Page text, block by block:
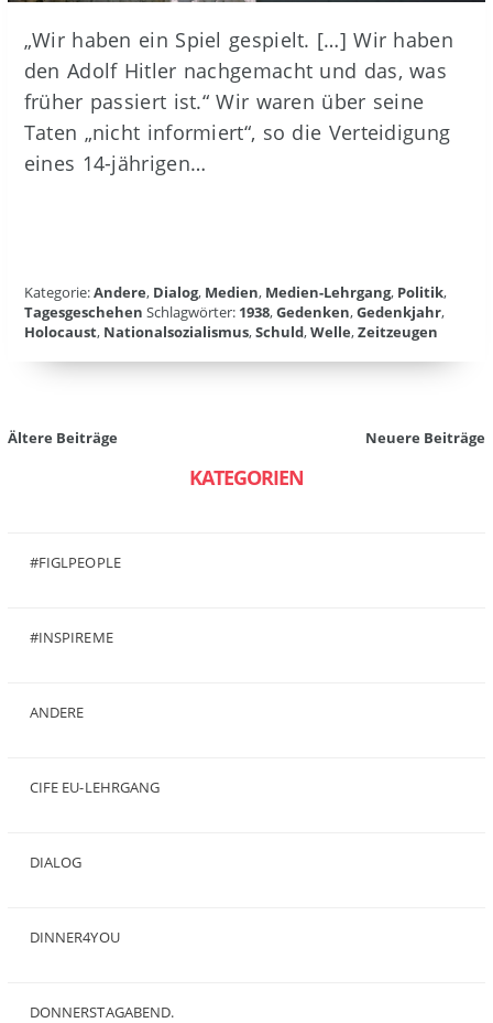
„Wir haben ein Spiel gespielt. […] Wir haben
den Adolf Hitler nachgemacht und das, was
früher passiert ist.“ Wir waren über seine
Taten „nicht informiert“, so die Verteidigung
eines 14-jährigen…
Kategorie:Andere, Dialog, Medien, Medien-Lehrgang, Politik,
Tagesgeschehen Schlagwörter: 1938,Gedenken,Gedenkjahr,
Holocaust, Nationalsozialismus,Schuld,Welle,Zeitzeugen
Beitragsnavigation
Ältere Beiträge Neuere Beiträge
KATEGORIEN
#FIGLPEOPLE
#INSPIREME
ANDERE
CIFE EU-LEHRGANG
DIALOG
DINNER4YOU
DONNERSTAGABEND.